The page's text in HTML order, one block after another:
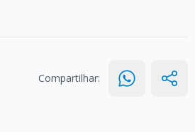
Compartilhar: